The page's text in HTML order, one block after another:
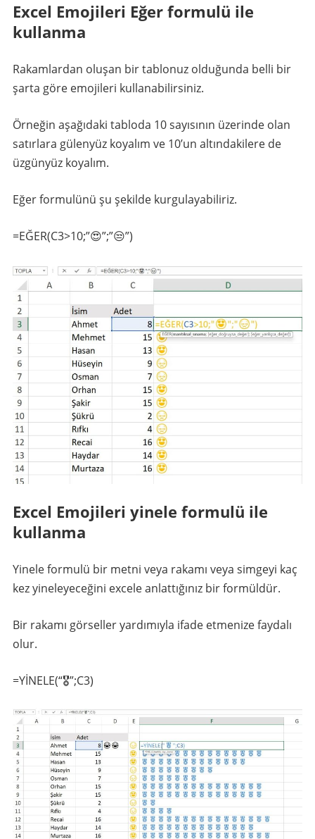
Excel Emojileri Eğer formulü ile
kullanma
Rakamlardan oluşan bir tablonuz olduğunda belli bir
şarta göre emojileri kullanabilirsiniz.
Örneğin aşağıdaki tabloda 10 sayısının üzerinde olan
satırlara gülenyüz koyalım ve 10’un altındakilere de
üzgünyüz koyalım.
Eğer formulünü şu şekilde kurgulayabiliriz.
=EĞER(C3>10;”😍”;”😒”)
Excel Emojileri yinele formulü ile
kullanma
Yinele formulü bir metni veya rakamı veya simgeyi kaç
kez yineleyeceğini excele anlattığınız bir formüldür.
Bir rakamı görseller yardımıyla ifade etmenize faydalı
olur.
=YİNELE(“🎖️”;C3)